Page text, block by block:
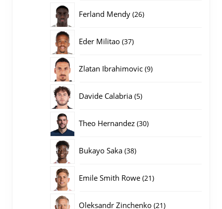
Ferland Mendy 2626
Eder Militao 3737
Zlatan Ibrahimovic 99
Davide Calabria 55
Theo Hernandez 3030
Bukayo Saka 3838
Emile Smith Rowe 2121
Oleksandr Zinchenko 2121